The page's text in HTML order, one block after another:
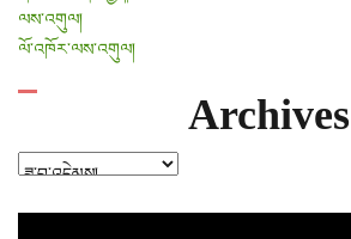
ལས་འགུལ།
ལོ་འཁོར་ལས་འགུལ།
Archives
Archives